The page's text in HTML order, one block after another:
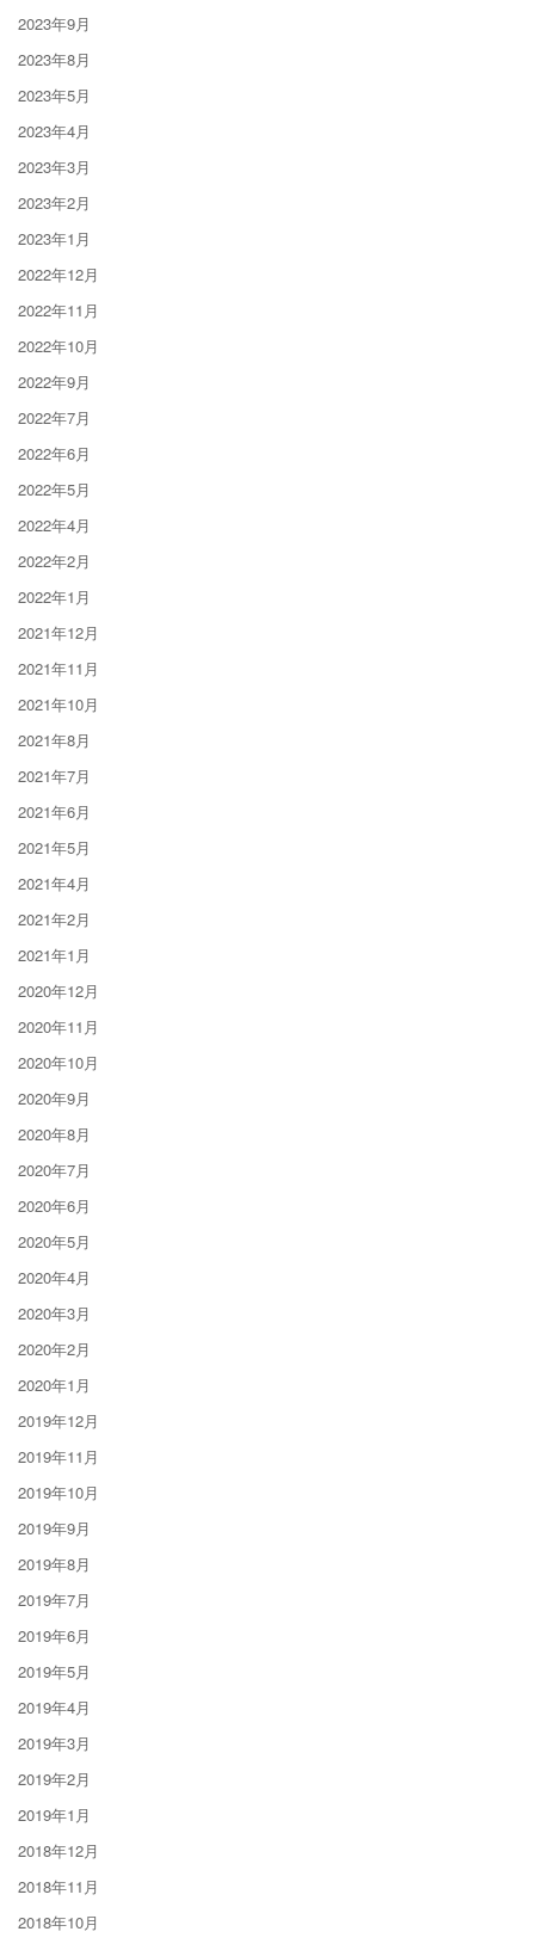
2023年9月
2023年8月
2023年5月
2023年4月
2023年3月
2023年2月
2023年1月
2022年12月
2022年11月
2022年10月
2022年9月
2022年7月
2022年6月
2022年5月
2022年4月
2022年2月
2022年1月
2021年12月
2021年11月
2021年10月
2021年8月
2021年7月
2021年6月
2021年5月
2021年4月
2021年2月
2021年1月
2020年12月
2020年11月
2020年10月
2020年9月
2020年8月
2020年7月
2020年6月
2020年5月
2020年4月
2020年3月
2020年2月
2020年1月
2019年12月
2019年11月
2019年10月
2019年9月
2019年8月
2019年7月
2019年6月
2019年5月
2019年4月
2019年3月
2019年2月
2019年1月
2018年12月
2018年11月
2018年10月